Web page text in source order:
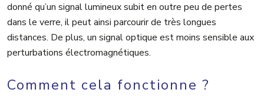
donné qu’un signal lumineux subit en outre peu de pertes
dans le verre, il peut ainsi parcourir de très longues
distances. De plus, un signal optique est moins sensible aux
perturbations électromagnétiques.
Comment cela fonctionne ?